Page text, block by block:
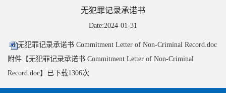
无犯罪记录承诺书
Date:2024-01-31
无犯罪记录承诺书 Commitment Letter of Non-Criminal Record.doc
附件【无犯罪记录承诺书 Commitment Letter of Non-Criminal
Record.doc】已下载1306次